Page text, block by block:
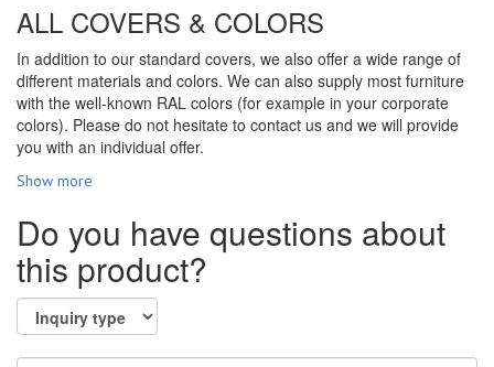
ALL COVERS & COLORS
In addition to our standard covers, we also offer a wide range of
different materials and colors. We can also supply most furniture
with the well-known RAL colors (for example in your corporate
colors). Please do not hesitate to contact us and we will provide
you with an individual offer.
Show more
Do you have questions about
this product?